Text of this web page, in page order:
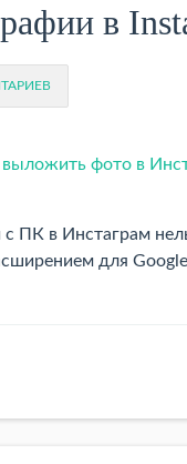
в
ПК в Инстаграм
для